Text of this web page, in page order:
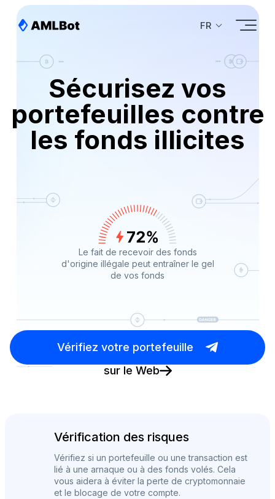
FR
Sécurisez vos
portefeuilles contre
les fonds illicites
Le fait de recevoir des fonds
d'origine illégale peut entraîner le gel
de vos fonds
Vérifiez votre portefeuille
sur le Web
Vérification des risques
Vérifiez si un portefeuille ou une transaction est
lié à une arnaque ou à des fonds volés. Cela
vous aidera à éviter la perte de cryptomonnaie
et le blocage de votre compte.